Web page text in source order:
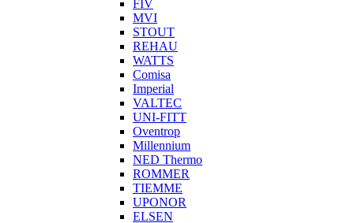
FIV
MVI
STOUT
REHAU
WATTS
Comisa
Imperial
VALTEC
UNI-FITT
Oventrop
Millennium
NED Thermo
ROMMER
TIEMME
UPONOR
ELSEN